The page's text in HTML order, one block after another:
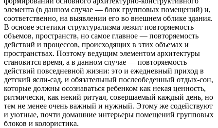
элемента (в данном случае — блок групповых помещений) и,
соответственно, на выявлении его во внешнем облике здания.
В основе эстетики структурализма лежит повторяемость
объемов, пространств, но самое главное — повторяемость
действий и процессов, происходящих в этих объемах и
пространствах. Поэтому ведущим элементом архитектуры
становится время, а в данном случае — повторяемость
действий повседневной жизни: это и ежедневный приход в
детский ясли-сад, и обязательный послеобеденный отдых-сон,
которые должны осознаваться ребенком как некая ценность,
ритмически, как некий ритуал, совершаемый каждый день, но
тем не менее очень важный и нужный. Этому же содействуют
и уютные, почти домашние интерьеры помещений групповых
блоков и колористика.